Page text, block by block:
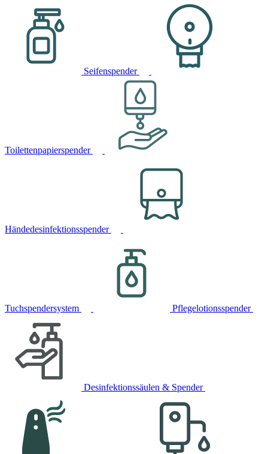
Seifenspender
Toilettenpapierspender
Händedesinfektionsspender
Tuchspendersystem Pflegelotionsspender
Desinfektionssäulen & Spender